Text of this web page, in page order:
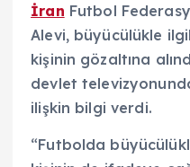
İran Futbol
Alevi, büyücülükle
kişinin gözaltına
devlet
ilişkin bilgi verdi.
“Futbolda